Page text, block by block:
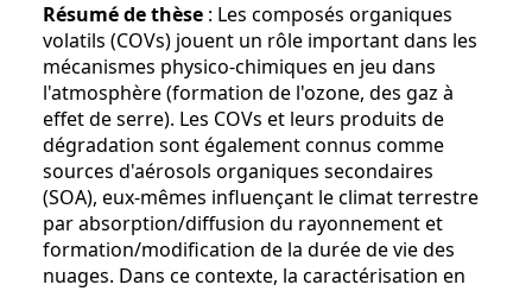
Résumé de thèse : Les composés organiques
volatils (COVs) jouent un rôle important dans les
mécanismes physico-chimiques en jeu dans
l'atmosphère (formation de l'ozone, des gaz à
effet de serre). Les COVs et leurs produits de
dégradation sont également connus comme
sources d'aérosols organiques secondaires
(SOA), eux-mêmes influençant le climat terrestre
par absorption/diffusion du rayonnement et
formation/modification de la durée de vie des
nuages. Dans ce contexte, la caractérisation en